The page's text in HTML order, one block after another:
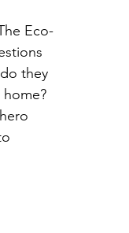
Eco-
they